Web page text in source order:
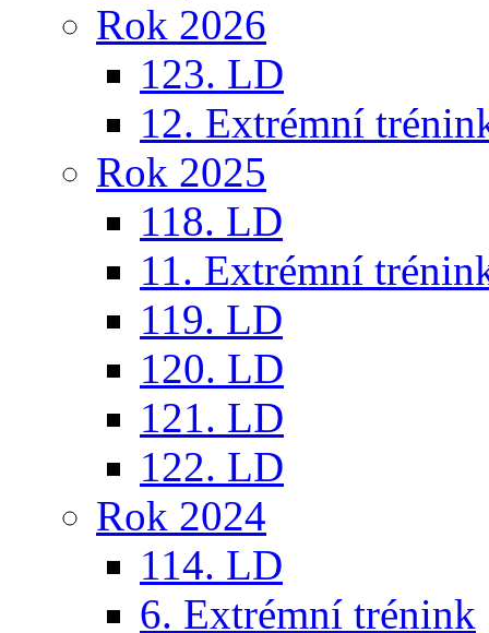
Rok 2026
123. LD
12. Extrémní
Rok 2025
118. LD
11. Extrémní
119. LD
120. LD
121. LD
122. LD
Rok 2024
114. LD
6. Extrémní trénink